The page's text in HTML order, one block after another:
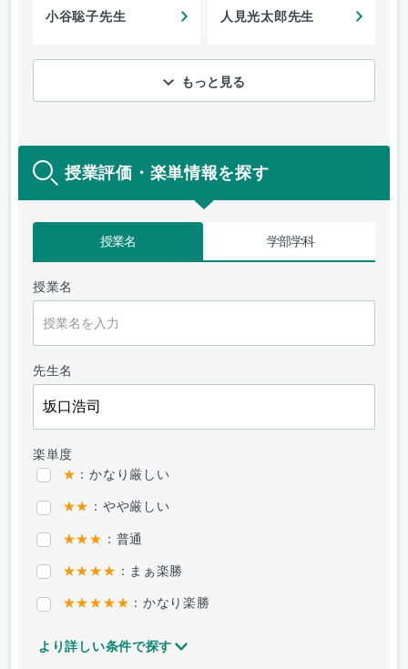
小谷聡子先生 人見光太郎先生
もっと見る
授業評価・楽単情報を探す
授業名 学部学科
授業名
先生名
楽単度
★ ：かなり厳しい
★★ ：やや厳しい
★★★ ：普通
★★★★ ：まぁ楽勝
★★★★★ ：かなり楽勝
より詳しい条件で探す